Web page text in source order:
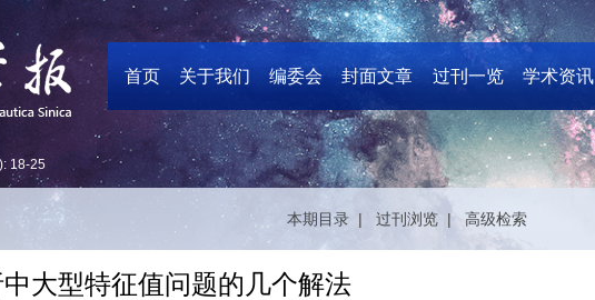
首页 关于我们 编委会 封面文章 过刊一览 学术资讯
: 18-25
本期目录 | 过刊浏览 | 高级检索
大型特征值问题的几个解法